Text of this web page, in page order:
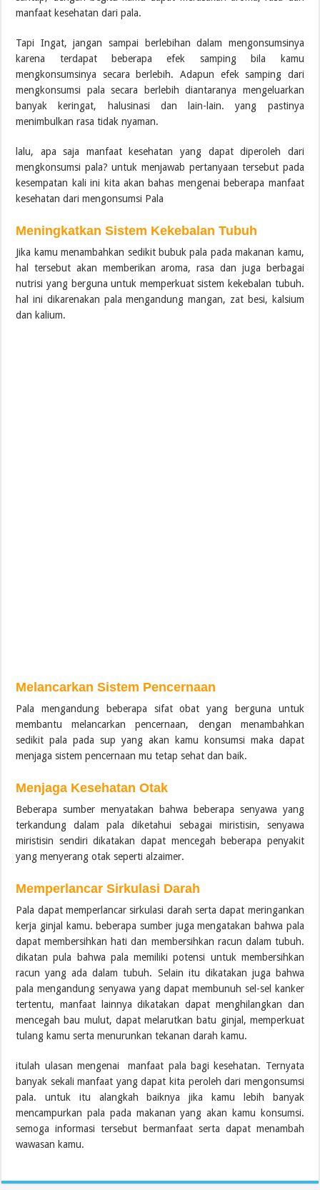
manfaat kesehatan dari pala.
Tapi Ingat, jangan sampai berlebihan dalam mengonsumsinya
karena terdapat beberapa efek samping bila kamu
mengkonsumsinya secara berlebih. Adapun efek samping dari
mengkonsumsi pala secara berlebih diantaranya mengeluarkan
banyak keringat, halusinasi dan lain-lain. yang pastinya
menimbulkan rasa tidak nyaman.
lalu, apa saja manfaat kesehatan yang dapat diperoleh dari
mengkonsumsi pala? untuk menjawab pertanyaan tersebut pada
kesempatan kali ini kita akan bahas mengenai beberapa manfaat
kesehatan dari mengonsumsi Pala
Meningkatkan Sistem Kekebalan Tubuh
Jika kamu menambahkan sedikit bubuk pala pada makanan kamu,
hal tersebut akan memberikan aroma, rasa dan juga berbagai
nutrisi yang berguna untuk memperkuat sistem kekebalan tubuh.
hal ini dikarenakan pala mengandung mangan, zat besi, kalsium
dan kalium.
Melancarkan Sistem Pencernaan
Pala mengandung beberapa sifat obat yang berguna untuk
membantu melancarkan pencernaan, dengan menambahkan
sedikit pala pada sup yang akan kamu konsumsi maka dapat
menjaga sistem pencernaan mu tetap sehat dan baik.
Menjaga Kesehatan Otak
Beberapa sumber menyatakan bahwa beberapa senyawa yang
terkandung dalam pala diketahui sebagai miristisin, senyawa
miristisin sendiri dikatakan dapat mencegah beberapa penyakit
yang menyerang otak seperti alzaimer.
Memperlancar Sirkulasi Darah
Pala dapat memperlancar sirkulasi darah serta dapat meringankan
kerja ginjal kamu. beberapa sumber juga mengatakan bahwa pala
dapat membersihkan hati dan membersihkan racun dalam tubuh.
dikatan pula bahwa pala memiliki potensi untuk membersihkan
racun yang ada dalam tubuh. Selain itu dikatakan juga bahwa
pala mengandung senyawa yang dapat membunuh sel-sel kanker
tertentu, manfaat lainnya dikatakan dapat menghilangkan dan
mencegah bau mulut, dapat melarutkan batu ginjal, memperkuat
tulang kamu serta menurunkan tekanan darah kamu.
itulah ulasan mengenai manfaat pala bagi kesehatan. Ternyata
banyak sekali manfaat yang dapat kita peroleh dari mengonsumsi
pala. untuk itu alangkah baiknya jika kamu lebih banyak
mencampurkan pala pada makanan yang akan kamu konsumsi.
semoga informasi tersebut bermanfaat serta dapat menambah
wawasan kamu.